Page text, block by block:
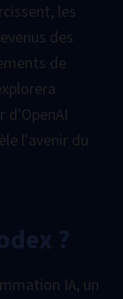
les
des
de
d'OpenAI
l'avenir du
?
IA, un